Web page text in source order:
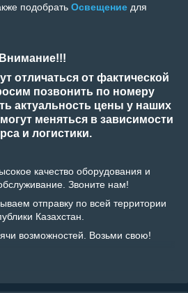
подобрать Освещение для
Внимание!!!
отличаться от фактической
позвонить по номеру
актуальность цены у наших
меняться в зависимости
и логистики.
качество оборудования и
Звоните нам!
отправку по всей территории
Казахстан.
возможностей. Возьми свою!